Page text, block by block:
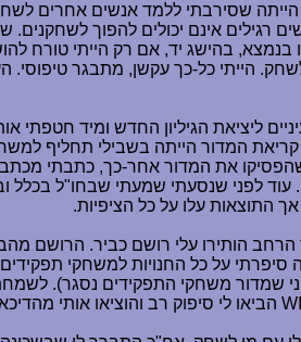
שסירבתי ללמד אנשים אחרים
אינם יכולים להפוך לשחקנים.
בנמצא, בהישג יד, אם רק הייתי טורח
הייתי כל-כך עקשן, מתבגר טיפוסי.
ליציאת הגיליון החדש ומיד חטפתי
המדור הייתה בשבילי תחליף
שהפסיקו את המדור אחר-כך, כתבתי
לפני שנסעתי שמעתי שבחו"ל בכלל
התוצאות עלו על כל הציפיות.
הותירו עלי רושם כביר. הרושם
על כל החנויות למשחקי
שמדור משחקי התפקידים נסגר).
הביאו לי סיפוק רב והוציאו אותי